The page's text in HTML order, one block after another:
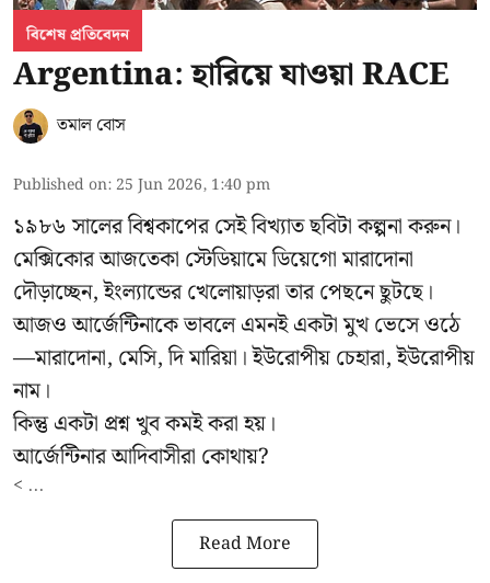
বিশেষ প্রতিবেদন
Argentina: হারিয়ে যাওয়া RACE
তমাল বোস
Published on: 25 Jun 2026, 1:40 pm
১৯৮৬ সালের বিশ্বকাপের সেই বিখ্যাত ছবিটা কল্পনা করুন।
মেক্সিকোর আজতেকা স্টেডিয়ামেডিয়েগো মারাদোনা
দৌড়াচ্ছেন, ইংল্যান্ডের খেলোয়াড়রা তার পেছনে ছুটছে।
আজও আর্জেন্টিনাকে ভাবলে এমনই একটা মুখ ভেসে ওঠে
—মারাদোনা, মেসি, দি মারিয়া। ইউরোপীয় চেহারা, ইউরোপীয়
নাম।
কিন্তু একটা প্রশ্ন খুব কমই করা হয়।
আর্জেন্টিনার আদিবাসীরা কোথায়?
< ...
Read More